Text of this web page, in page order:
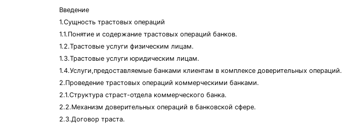
Введение
1.Сущность трастовых операций
1.1.Понятие и содержание трастовых операций банков.
1.2.Трастовые услуги физическим лицам.
1.3.Трастовые услуги юридическим лицам.
1.4.Услуги,предоставляемые банками клиентам в комплексе доверительных операций.
2.Проведение трастовых операций коммерческими банками.
2.1.Структура страст-отдела коммерческого банка.
2.2.Механизм доверительных операций в банковской сфере.
2.3.Договор траста.